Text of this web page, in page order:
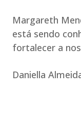
Margareth
está sendo
fortalecer a
Daniella